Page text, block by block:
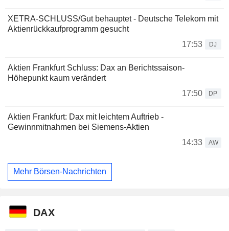
XETRA-SCHLUSS/Gut behauptet - Deutsche Telekom mit
Aktienrückkaufprogramm gesucht
17:53
DJ
Aktien Frankfurt Schluss: Dax an Berichtssaison-
Höhepunkt kaum verändert
17:50
DP
Aktien Frankfurt: Dax mit leichtem Auftrieb -
Gewinnmitnahmen bei Siemens-Aktien
14:33
AW
Mehr Börsen-Nachrichten
DAX